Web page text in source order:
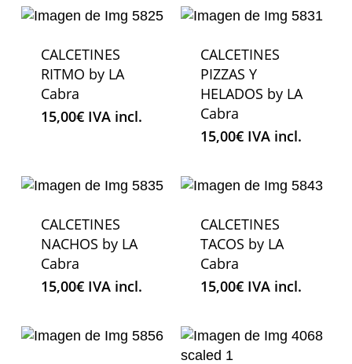
CALCETINES
RITMO by LA
Cabra
15,00€ IVA incl.
CALCETINES
PIZZAS Y
HELADOS by LA
Cabra
15,00€ IVA incl.
CALCETINES
NACHOS by LA
Cabra
15,00€ IVA incl.
CALCETINES
TACOS by LA
Cabra
15,00€ IVA incl.